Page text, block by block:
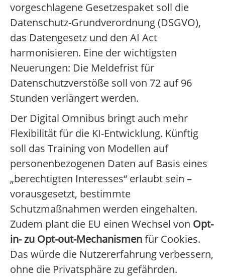
vorgeschlagene Gesetzespaket soll die
Datenschutz-Grundverordnung (DSGVO),
das Datengesetz und den AI Act
harmonisieren. Eine der wichtigsten
Neuerungen: Die Meldefrist für
Datenschutzverstöße soll von 72 auf 96
Stunden verlängert werden.
Der Digital Omnibus bringt auch mehr
Flexibilität für die KI-Entwicklung. Künftig
soll das Training von Modellen auf
personenbezogenen Daten auf Basis eines
„berechtigten Interesses“ erlaubt sein –
vorausgesetzt, bestimmte
Schutzmaßnahmen werden eingehalten.
Zudem plant die EU einen Wechsel von Opt-
in- zu Opt-out-Mechanismenfür Cookies.
Das würde die Nutzererfahrung verbessern,
ohne die Privatsphäre zu gefährden.